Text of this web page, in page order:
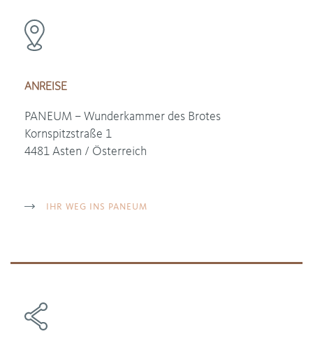
ANREISE
PANEUM – Wunderkammer des Brotes
Kornspitzstraße 1
4481 Asten / Österreich
IHR WEG INS PANEUM